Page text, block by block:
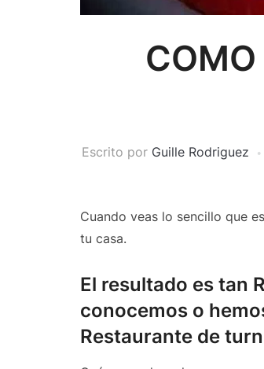
COMO
Escrito por Guille Rodriguez
Cuando veas lo sencillo que
tu casa.
El resultado es tan
conocemos o
Restaurante de